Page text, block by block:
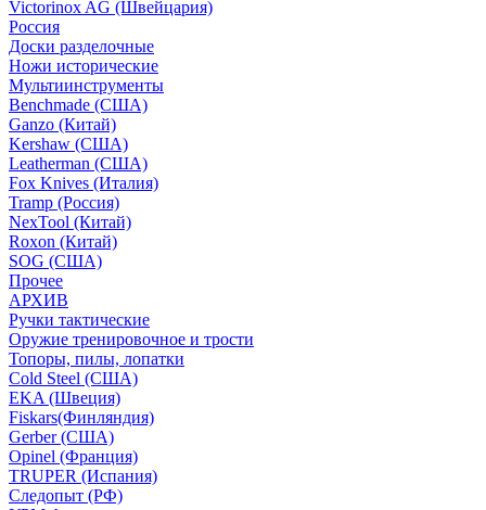
Victorinox AG (Швейцария)
Россия
Доски разделочные
Ножи исторические
Мультиинструменты
Benchmade (США)
Ganzo (Китай)
Kershaw (США)
Leatherman (США)
Fox Knives (Италия)
Tramp (Россия)
NexTool (Китай)
Roxon (Китай)
SOG (США)
Прочее
АРХИВ
Ручки тактические
Оружие тренировочное и трости
Топоры, пилы, лопатки
Cold Steel (США)
EKA (Швеция)
Fiskars(Финляндия)
Gerber (США)
Opinel (Франция)
TRUPER (Испания)
Следопыт (РФ)